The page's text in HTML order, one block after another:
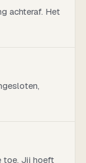
achteraf. Het
toe. Jij hoeft